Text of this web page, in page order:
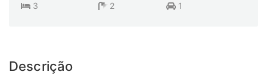
3 2 1
Descrição